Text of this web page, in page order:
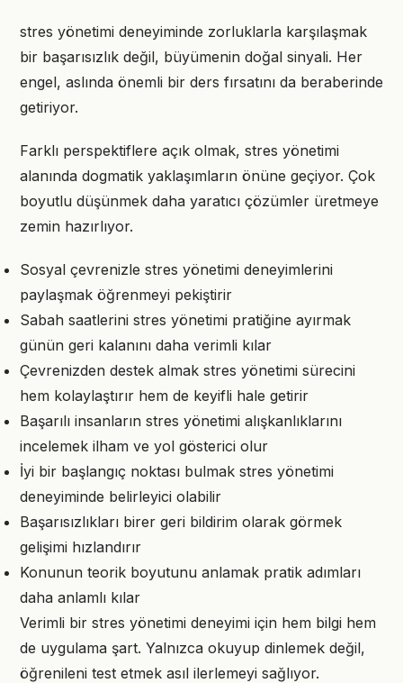
stres yönetimi deneyiminde zorluklarla karşılaşmak
bir başarısızlık değil, büyümenin doğal sinyali. Her
engel, aslında önemli bir ders fırsatını da beraberinde
getiriyor.
Farklı perspektiflere açık olmak, stres yönetimi
alanında dogmatik yaklaşımların önüne geçiyor. Çok
boyutlu düşünmek daha yaratıcı çözümler üretmeye
zemin hazırlıyor.
Sosyal çevrenizle stres yönetimi deneyimlerini
paylaşmak öğrenmeyi pekiştirir
Sabah saatlerini stres yönetimi pratiğine ayırmak
günün geri kalanını daha verimli kılar
Çevrenizden destek almak stres yönetimi sürecini
hem kolaylaştırır hem de keyifli hale getirir
Başarılı insanların stres yönetimi alışkanlıklarını
incelemek ilham ve yol gösterici olur
İyi bir başlangıç noktası bulmak stres yönetimi
deneyiminde belirleyici olabilir
Başarısızlıkları birer geri bildirim olarak görmek
gelişimi hızlandırır
Konunun teorik boyutunu anlamak pratik adımları
daha anlamlı kılar
Verimli bir stres yönetimi deneyimi için hem bilgi hem
de uygulama şart. Yalnızca okuyup dinlemek değil,
öğrenileni test etmek asıl ilerlemeyi sağlıyor.